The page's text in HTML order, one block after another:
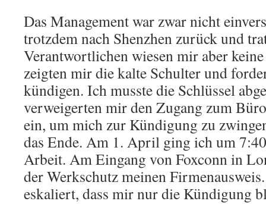
Das Management war zwar nicht
trotzdem nach Shenzhen zurück und
Verantwortlichen wiesen mir aber
zeigten mir die kalte Schulter und
kündigen. Ich musste die Schlüssel
verweigerten mir den Zugang zum
ein, um mich zur Kündigung zu
das Ende. Am 1. April ging ich um
Arbeit. Am Eingang von Foxconn in
der Werkschutz meinen
eskaliert, dass mir nur die Kündigung